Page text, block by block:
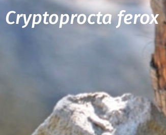
Cryptoprocta ferox